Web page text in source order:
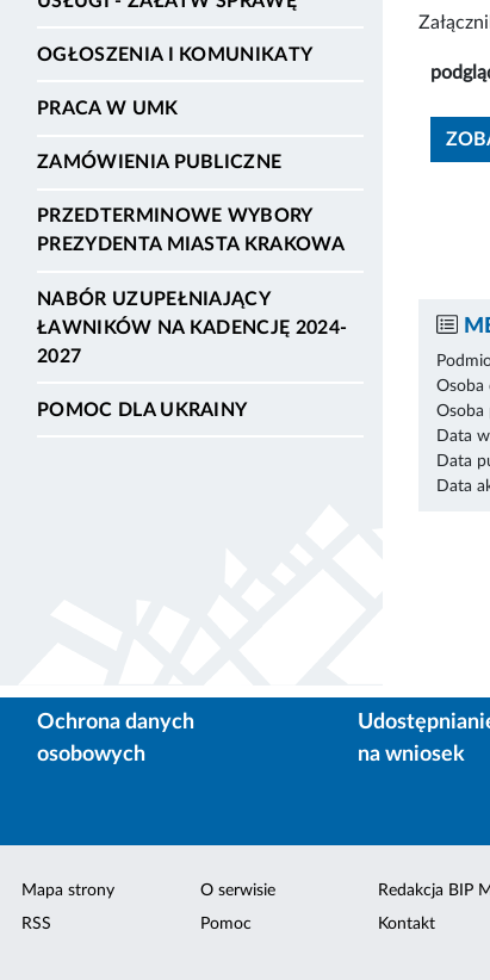
OGŁOSZENIA I KOMUNIKATY
PRACA W UMK
ZAMÓWIENIA PUBLICZNE
PRZEDTERMINOWE WYBORY
PREZYDENTA MIASTA KRAKOWA
NABÓR UZUPEŁNIAJĄCY
ŁAWNIKÓW NA KADENCJĘ 2024-
2027
POMOC DLA UKRAINY
Osoba
Osoba
Data
Data
Data
Ochrona danych
osobowych
na wniosek
Mapa strony
RSS
O serwisie
Pomoc
Redakcja BIP
Kontakt